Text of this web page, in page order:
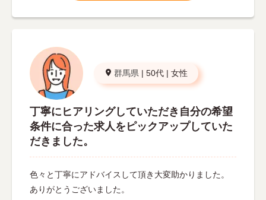
群馬県 | 50代 | 女性
丁寧にヒアリングしていただき自分の希望
条件に合った求人をピックアップしていた
だきました。
色々と丁寧にアドバイスして頂き大変助かりました。
ありがとうございました。